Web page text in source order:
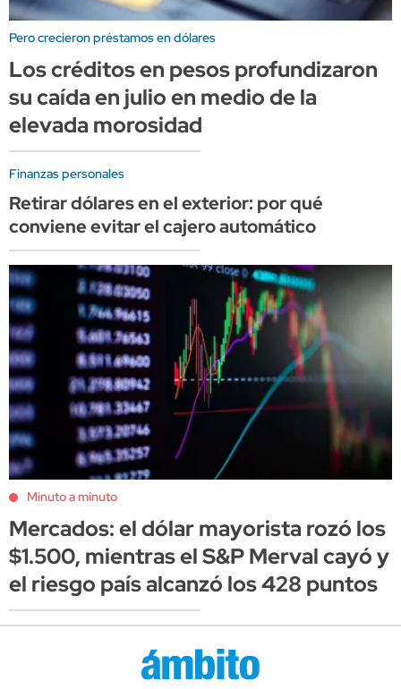
Pero crecieron préstamos en dólares
Los créditos en pesos profundizaron
su caída en julio en medio de la
elevada morosidad
Finanzas personales
Retirar dólares en el exterior: por qué
conviene evitar el cajero automático
Minuto a minuto
Mercados: el dólar mayorista rozó los
$1.500, mientras el S&P Merval cayó y
el riesgo país alcanzó los 428 puntos